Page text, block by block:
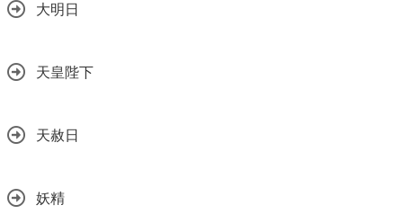
大明日
天皇陛下
天赦日
妖精